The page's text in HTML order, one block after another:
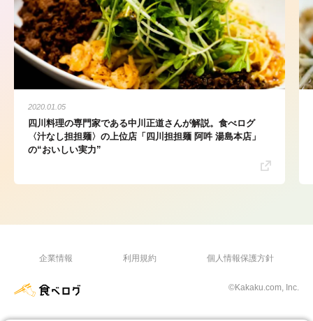
2020.01.05
四川料理の専門家である中川正道さんが解説。食べログ
〈汁なし担担麺〉の上位店「四川担担麺 阿吽 湯島本店」
の“おいしい実力”
企業情報 利用規約 個人情報保護方針
©Kakaku.com, Inc.